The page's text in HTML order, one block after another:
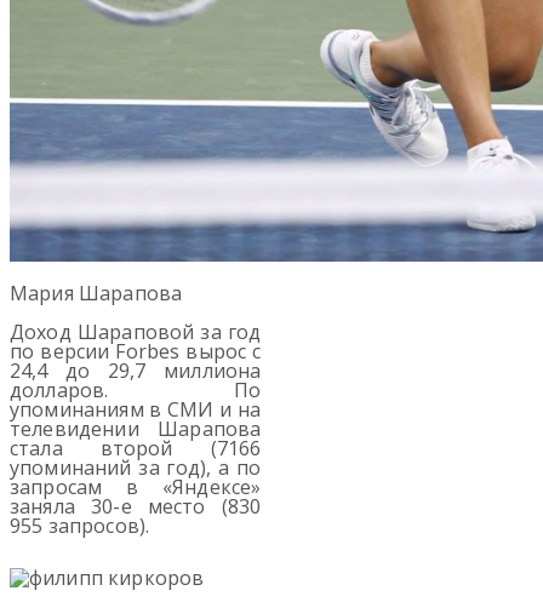
Мария Шарапова
Доход Шараповой за год
по версии Forbes вырос с
24,4 до 29,7 миллиона
долларов. По
упоминаниям в СМИ и на
телевидении Шарапова
стала второй (7166
упоминаний за год), а по
запросам в «Яндексе»
заняла 30-е место (830
955 запросов).